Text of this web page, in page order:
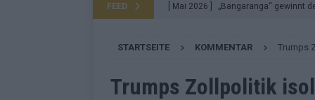
FEED [ Mai 2026 ] „Bangaranga“ gewinnt
[ Mai 2026 ] Von JJ bis Lordi: Das
[ Mai 2026 ] Finnland auf Platz 17,
STARTSEITE KOMMENTAR Trumps
Trumps Zollpolitik